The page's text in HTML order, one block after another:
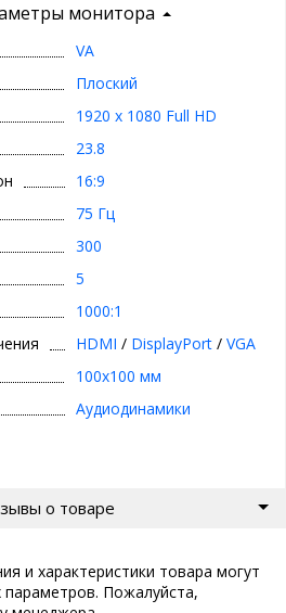
монитора
VA
Плоский
1920 x 1080 Full HD
23.8
16:9
75 Гц
300
5
1000:1
HDMI / DisplayPort/ VGA
100x100 мм
Аудиодинамики
о товаре
и характеристики товара могут
Пожалуйста,